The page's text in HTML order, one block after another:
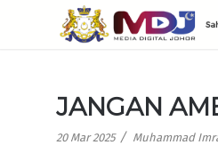
JANGAN
20 Mar 2025 / Muhammad